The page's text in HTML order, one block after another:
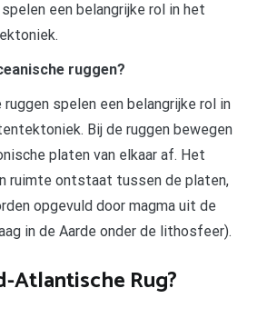
een belangrijke rol in het
ruggen?
spelen een belangrijke rol in
Bij de ruggen bewegen
platen van elkaar af. Het
ruimte ontstaat tussen de platen,
opgevuld door magma uit de
in de Aarde onder de lithosfeer).
Atlantische Rug?